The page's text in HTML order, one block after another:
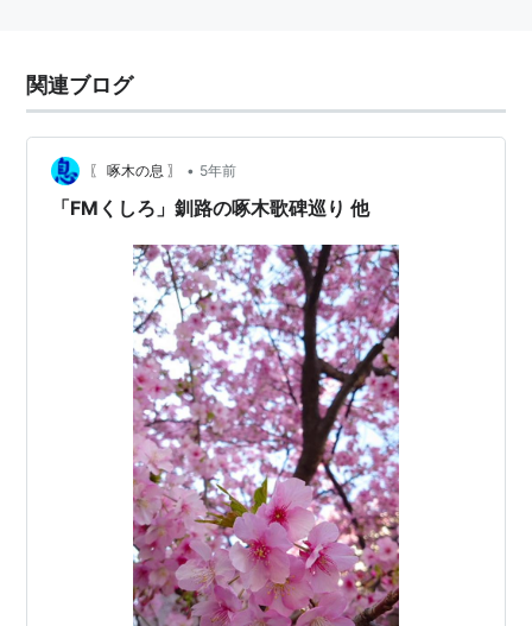
関連ブログ
〖 啄木の息 〗 • 5年前
「FMくしろ」釧路の啄木歌碑巡り 他